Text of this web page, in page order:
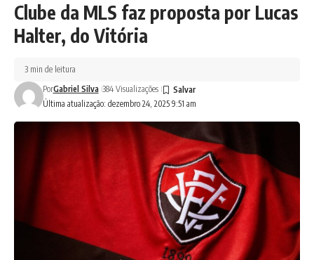
Clube da MLS faz proposta por Lucas
Halter, do Vitória
Última atualização: dezembro 24, 2025 9:51 am
PorGabriel Silva 384 Visualizações
3 min de leitura